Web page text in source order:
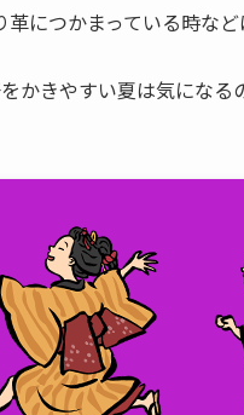
につかまっている時な
かきやすい夏は気になる